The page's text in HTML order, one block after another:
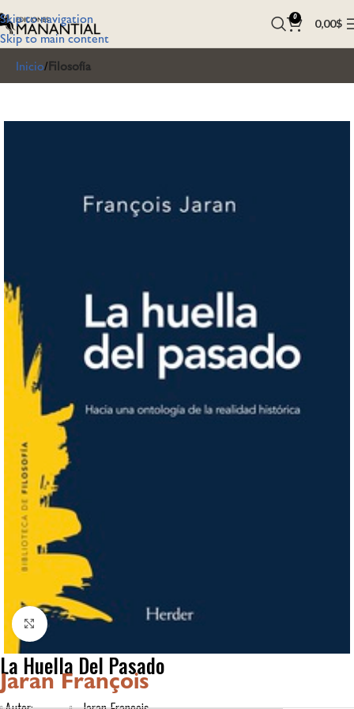
Skip to navigation
Skip to main content
0 0,00$
Inicio Filosofía
Click to enlarge
La Huella Del Pasado
Jaran François